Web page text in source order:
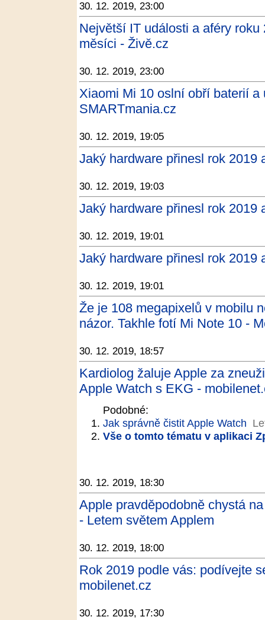
30. 12. 2019, 23:00
Největší IT události a aféry
měsíci - Živě.cz
30. 12. 2019, 23:00
Xiaomi Mi 10 oslní obří baterií
SMARTmania.cz
30. 12. 2019, 19:05
Jaký hardware přinesl rok 2019
30. 12. 2019, 19:03
Jaký hardware přinesl rok 2019
30. 12. 2019, 19:01
Jaký hardware přinesl rok 2019
30. 12. 2019, 19:01
Že je 108 megapixelů v mobilu
názor. Takhle fotí Mi Note 10 -
30. 12. 2019, 18:57
Kardiolog žaluje Apple za
Apple Watch s EKG -
Podobné:
Jak správně čistit Apple Watch
Vše o tomto tématu v aplikaci
30. 12. 2019, 18:30
Apple pravděpodobně chystá
- Letem světem Applem
30. 12. 2019, 18:00
Rok 2019 podle vás: podívejte
mobilenet.cz
30. 12. 2019, 17:30